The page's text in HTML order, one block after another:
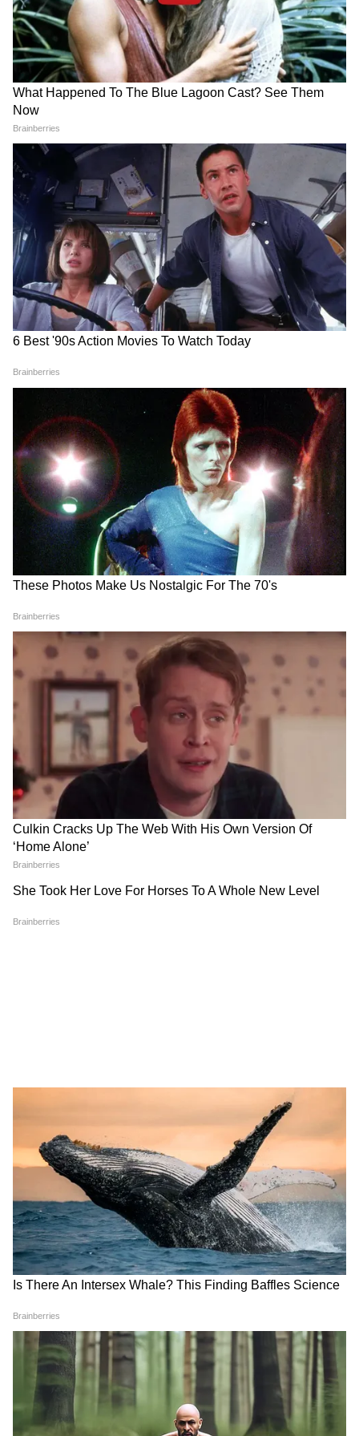
सिलेक्शन ट्रायल्स में भाग लेने की अनुमति दी जाए।
हाई कोर्ट ने आगे आदेश दिया था कि चयन प्रक्रिया में
पारदर्शिता सुनिश्चित करने के लिए ट्रायल्स की वीडियो-
रिकॉर्डिंग की जाए और इसे SAI और IOA द्वारा नियुक्त
स्वतंत्र पर्यवेक्षकों की देखरेख में आयोजित किया जाए।
न्यायमूर्ति तेजस कारिया की खंडपीठ ने एक एकल-
न्यायाधीश पीठ द्वारा पारित अंतरिम आदेश के खिलाफ
फोगाट की अपील पर सुनवाई करते हुए जारी किए थे।
LATEST VIDEOS
Atiq Ahmad की पत्नी शाइस्ता तोड़ेंगी फरारी ?
या अबान के जनाजे से भी रहेंगी दूर
Mohan Bhagwat की Gen Z को लेकर कही
गई एक बात और गदगद हो गए Abhijeet
Dipke